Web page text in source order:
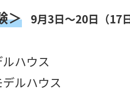
＞ 9月3日～20日（17
ハウス
ルハウス